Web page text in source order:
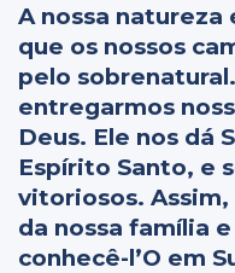
A nossa natureza
que os nossos
pelo
entregarmos
Deus. Ele nos dá
Espírito Santo, e
vitoriosos.
da nossa família
conhecê-l’O em